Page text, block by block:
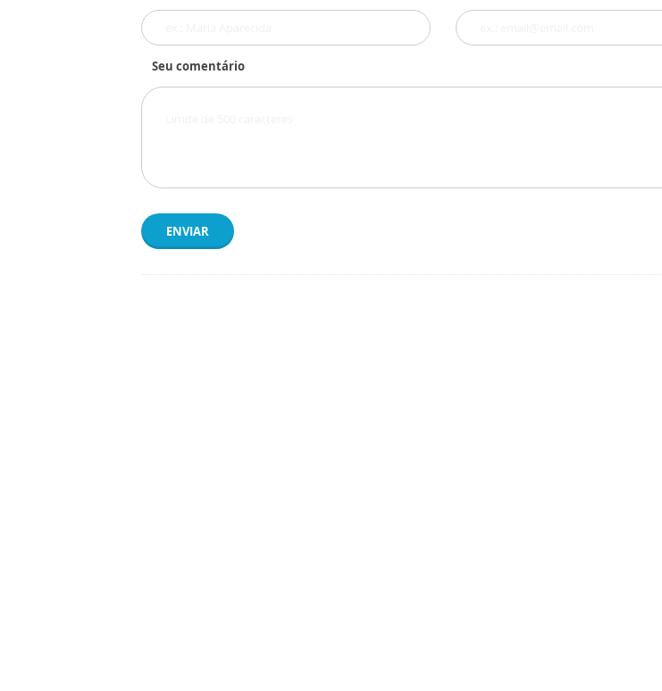
Seu comentário
ENVIAR